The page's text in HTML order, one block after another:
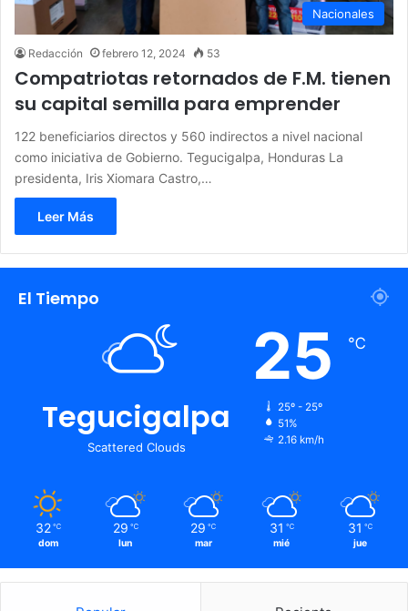
Nacionales
Redacción febrero 12, 2024 53
Compatriotas retornados de F.M. tienen
su capital semilla para emprender
122 beneficiarios directos y 560 indirectos a nivel nacional
como iniciativa de Gobierno. Tegucigalpa, Honduras La
presidenta, Iris Xiomara Castro,…
Leer Más
El Tiempo
Tegucigalpa
Scattered Clouds
25 ℃
25º - 25º
51%
2.16 km/h
32 ℃
dom
29 ℃
lun
29 ℃
mar
31 ℃
mié
31 ℃
jue